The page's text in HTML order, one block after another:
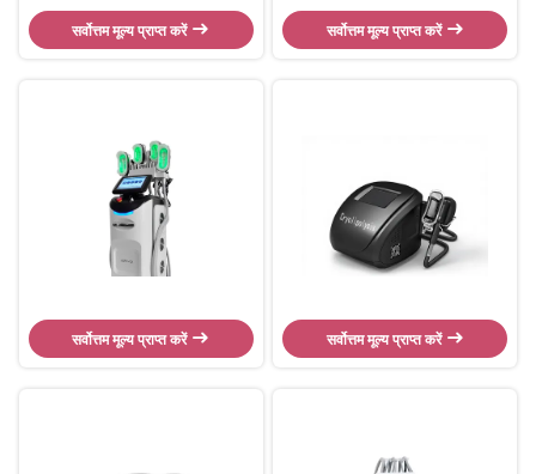
स्लिमिंग मशीन लिपोसेक्टियो डिवाइस थ्री
हैंडल
सर्वोत्तम मूल्य प्राप्त करें सर्वोत्तम मूल्य प्राप्त करें
सर्वोत्तम मूल्य प्राप्त करें सर्वोत्तम मूल्य प्राप्त करें